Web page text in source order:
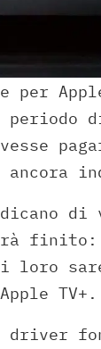
ancora
TV+.